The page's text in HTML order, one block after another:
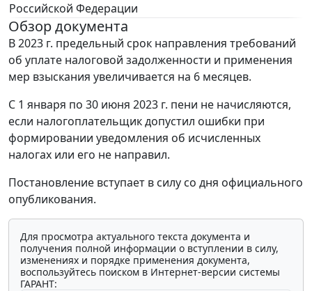
Российской Федерации
Обзор документа
В 2023 г. предельный срок направления требований
об уплате налоговой задолженности и применения
мер взыскания увеличивается на 6 месяцев.
С 1 января по 30 июня 2023 г. пени не начисляются,
если налогоплательщик допустил ошибки при
формировании уведомления об исчисленных
налогах или его не направил.
Постановление вступает в силу со дня официального
опубликования.
Для просмотра актуального текста документа и
получения полной информации о вступлении в силу,
изменениях и порядке применения документа,
воспользуйтесь поиском в Интернет-версии системы
ГАРАНТ: